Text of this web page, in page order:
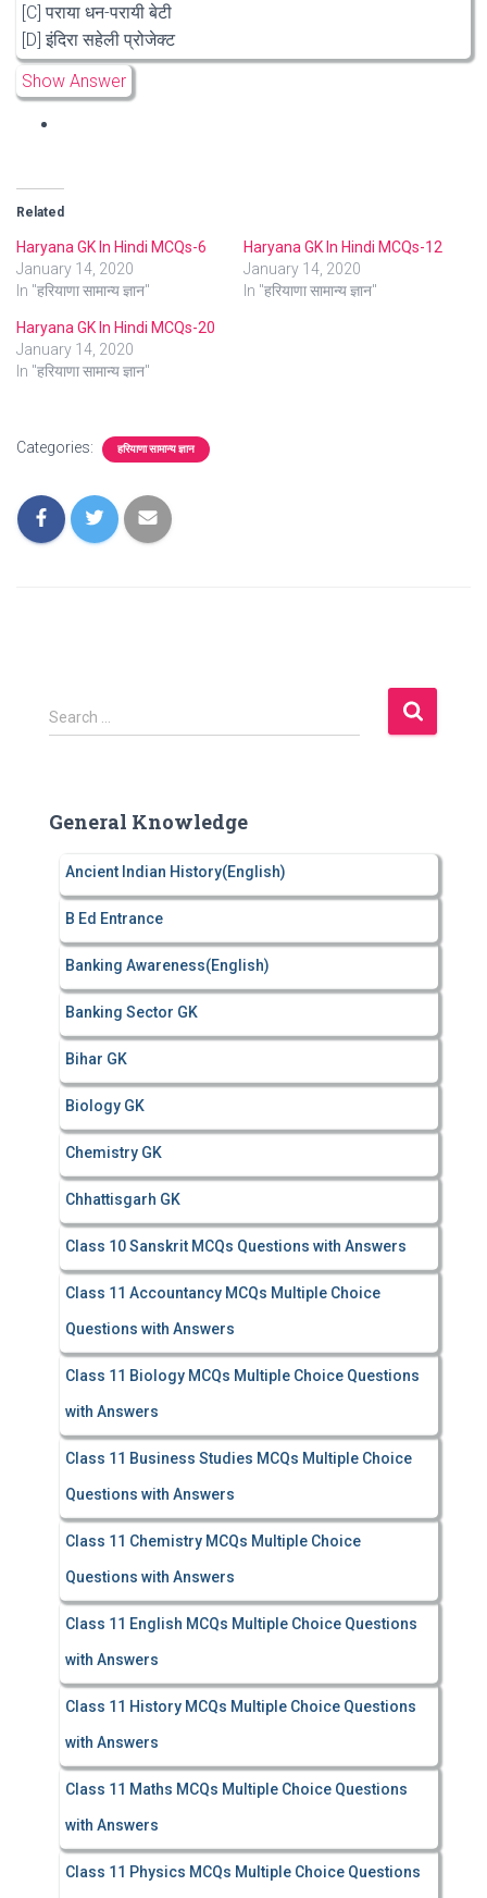
[C] पराया धन-परायी बेटी
[D] इंदिरा सहेली प्रोजेक्ट
Show Answer
Related
Haryana GK In Hindi MCQs-6
January 14, 2020
In "हरियाणा सामान्य ज्ञान"
Haryana GK In Hindi MCQs-12
January 14, 2020
In "हरियाणा सामान्य ज्ञान"
Haryana GK In Hindi MCQs-20
January 14, 2020
In "हरियाणा सामान्य ज्ञान"
Categories: हरियाणा सामान्य ज्ञान
S
e
h
Search …
General Knowledge
Ancient Indian History(English)
B Ed Entrance
Banking Awareness(English)
Banking Sector GK
Bihar GK
Biology GK
Chemistry GK
Chhattisgarh GK
Class 10 Sanskrit MCQs Questions with Answers
Class 11 Accountancy MCQs Multiple Choice
Questions with Answers
Class 11 Biology MCQs Multiple Choice Questions
with Answers
Class 11 Business Studies MCQs Multiple Choice
Questions with Answers
Class 11 Chemistry MCQs Multiple Choice
Questions with Answers
Class 11 English MCQs Multiple Choice Questions
with Answers
Class 11 History MCQs Multiple Choice Questions
with Answers
Class 11 Maths MCQs Multiple Choice Questions
with Answers
Class 11 Physics MCQs Multiple Choice Questions